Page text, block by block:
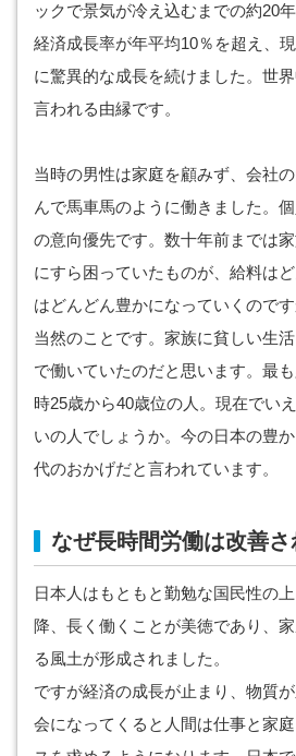
ックで景気が冷え込むまでの約20
経済成長率が年平均10％を超え、
に驚異的な成長を続けました。世
言われる由縁です。
当時の男性は家庭を顧みず、会社
んで馬車馬のように働きました。
の意向優先です。数十年前までは
にすら困っていたものが、給料は
はどんどん豊かになっていくので
当然のことです。家族に貧しい生
で働いていたのだと思います。最
時25歳から40歳位の人。現在でい
いの人でしょうか。今の日本の豊
代のおかげだと言われています。
なぜ長時間労働は改善さ
日本人はもともと勤勉な国民性の
降、長く働くことが美徳であり、
る風土が形成されました。
ですが経済の成長が止まり、物質
会になってくると人間は仕事と家